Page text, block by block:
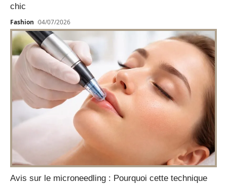
chic
Fashion 04/07/2026
Avis sur le microneedling : Pourquoi cette technique